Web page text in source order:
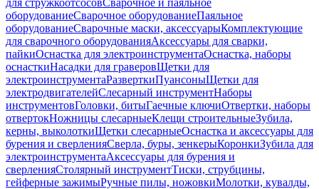
для стружкоотсосовСварочное и паяльное
оборудованиеСварочное оборудованиеПаяльное
оборудованиеСварочные маски, аксессуарыКомплектующие
для сварочного оборудованияАксессуары для сварки,
пайкиОснастка для электроинструментаОснастка, наборы
оснасткиНасадки для граверовЩетки для
электроинструментаРазверткиПуансоныЩетки для
электродвигателейСлесарный инструментНаборы
инструментовГоловки, битыГаечные ключиОтвертки, наборы
отвертокНожницы слесарныеКлещи строительныеЗубила,
керны, выколоткиЩетки слесарныеОснастка и аксессуары для
бурения и сверленияСверла, буры, зенкерыКоронкиЗубила для
электроинструментаАксессуары для бурения и
сверленияСтолярный инструментТиски, струбцины,
гейферные зажимыРучные пилы, ножовкиМолотки, кувалды,